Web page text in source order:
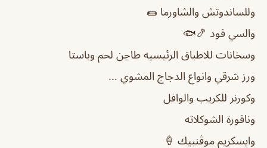
وللساندوتش والشاورما 🌯
والسي فود 🍤🐟
وسخانات للاطباق الرئيسيه طاجن لحم وباستا
ورز شرقي وانواع الدجاج المشوي …
وكورنر للكريب والوافل
ونافورة الشوكلاته
وايسكريم موڤنبيك 🍦